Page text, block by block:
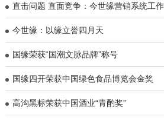
直击问题 直面竞争：今世缘营销系统工作
​今世缘：以缘立誉四月天
​国缘荣获“国潮文脉品牌”称号
国缘四开荣获中国绿色食品博览会金奖
高沟黑标荣获中国酒业“青酌奖”